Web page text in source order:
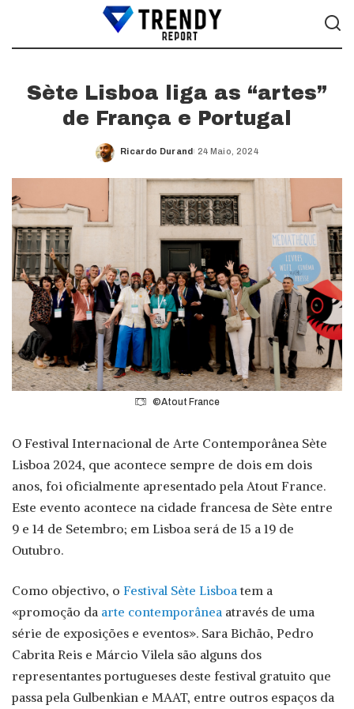
Sète Lisboa liga as “artes”
de França e Portugal
Posted
Ricardo Durand 24 Maio, 2024
©Atout France
O Festival Internacional de Arte Contemporânea Sète
Lisboa 2024, que acontece sempre de dois em dois
anos, foi oficialmente apresentado pela Atout France.
Este evento acontece na cidade francesa de Sète entre
9 e 14 de Setembro; em Lisboa será de 15 a 19 de
Outubro.
Como objectivo, o Festival Sète Lisboa tem a
«promoção da arte contemporânea através de uma
série de exposições e eventos». Sara Bichão, Pedro
Cabrita Reis e Márcio Vilela são alguns dos
representantes portugueses deste festival gratuito que
passa pela Gulbenkian e MAAT, entre outros espaços da